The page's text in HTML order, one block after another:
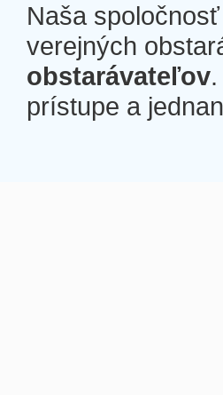
Naša
verejných
obstarávateľov
prístupe a